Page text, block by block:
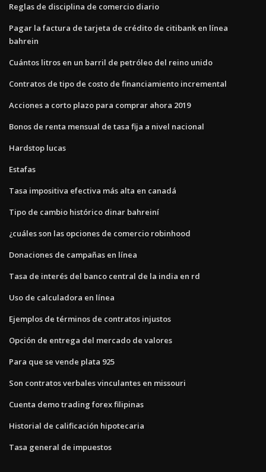
Reglas de disciplina de comercio diario
Pagar la factura de tarjeta de crédito de citibank en línea
bahrein
Cuántos litros en un barril de petróleo del reino unido
Contratos de tipo de costo de financiamiento incremental
Acciones a corto plazo para comprar ahora 2019
Bonos de renta mensual de tasa fija a nivel nacional
Hardstop lucas
Estafas
Tasa impositiva efectiva más alta en canadá
Tipo de cambio histórico dinar bahreiní
¿cuáles son las opciones de comercio robinhood
Donaciones de campañas en línea
Tasa de interés del banco central de la india en rd
Uso de calculadora en línea
Ejemplos de términos de contratos injustos
Opción de entrega del mercado de valores
Para que se vende plata 925
Son contratos verbales vinculantes en missouri
Cuenta demo trading forex filipinas
Historial de calificación hipotecaria
Tasa general de impuestos